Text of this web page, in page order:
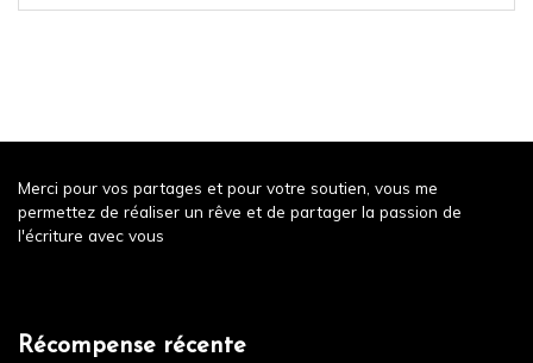
Merci pour vos partages et pour votre soutien, vous me
permettez de réaliser un rêve et de partager la passion de
l'écriture avec vous
Récompense récente